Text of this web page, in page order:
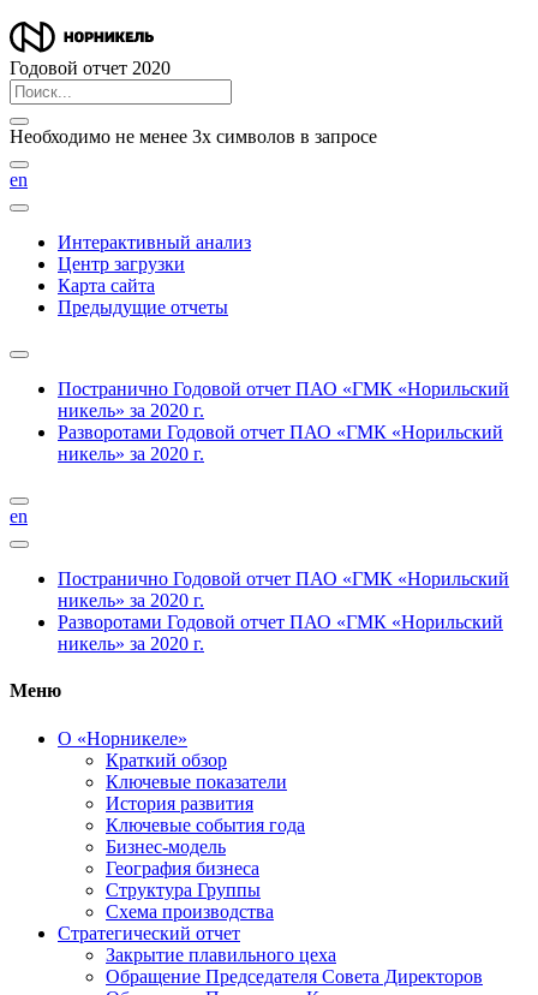
Годовой отчет 2020
Необходимо не менее 3х символов в запросе
en
Интерактивный анализ
Центр загрузки
Карта сайта
Предыдущие отчеты
Постранично Годовой отчет ПАО «ГМК «Норильский
никель» за 2020 г.
Разворотами Годовой отчет ПАО «ГМК «Норильский
никель» за 2020 г.
en
Постранично Годовой отчет ПАО «ГМК «Норильский
никель» за 2020 г.
Разворотами Годовой отчет ПАО «ГМК «Норильский
никель» за 2020 г.
Меню
О «Норникеле»
Краткий обзор
Ключевые показатели
История развития
Ключевые события года
Бизнес-модель
География бизнеса
Структура Группы
Схема производства
Стратегический отчет
Закрытие плавильного цеха
Обращение Председателя Совета Директоров